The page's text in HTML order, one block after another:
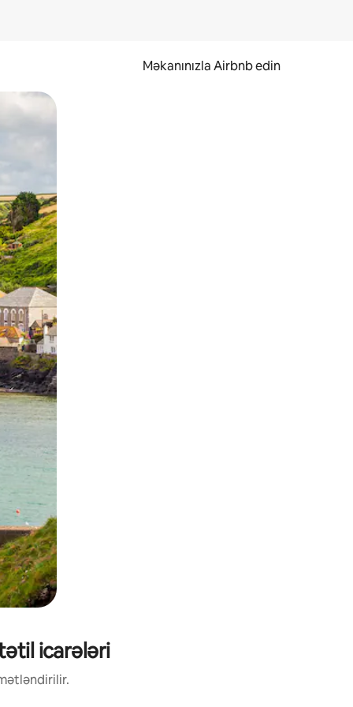
Məkanınızla Airbnb edin
icarələri